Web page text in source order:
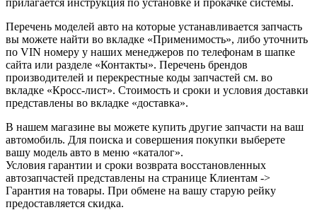
прилагается инструкция по установке и прокачке системы.
Перечень моделей авто на которые устанавливается запчасть
вы можете найти во вкладке «Применимость», либо уточнить
по VIN номеру у наших менеджеров по телефонам в шапке
сайта или разделе «Контакты». Перечень брендов
производителей и перекрестные коды запчастей см. во
вкладке «Кросс-лист». Стоимость и сроки и условия доставки
представлены во вкладке «доставка».
В нашем магазине вы можете купить другие запчасти на ваш
автомобиль. Для поиска и совершения покупки выберете
вашу модель авто в меню «каталог».
Условия гарантии и сроки возврата восстановленных
автозапчастей представлены на странице Клиентам ->
Гарантия на товары. При обмене на вашу старую рейку
предоставляется скидка.